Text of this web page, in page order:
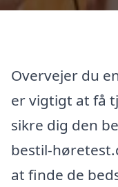
Overvejer du
er vigtigt at få
sikre dig den
bestil-
at finde de